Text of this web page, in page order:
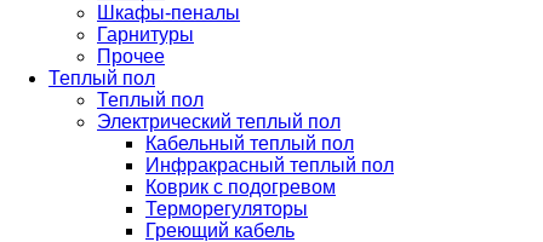
Шкафы-пеналы
Гарнитуры
Прочее
Теплый пол
Теплый пол
Электрический теплый пол
Кабельный теплый пол
Инфракрасный теплый пол
Коврик с подогревом
Терморегуляторы
Греющий кабель